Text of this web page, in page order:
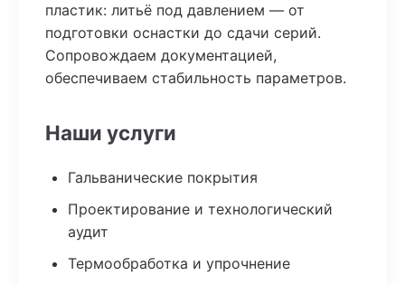
пластик: литьё под давлением — от
подготовки оснастки до сдачи серий.
Сопровождаем документацией,
обеспечиваем стабильность параметров.
Наши услуги
Гальванические покрытия
Проектирование и технологический
аудит
Термообработка и упрочнение